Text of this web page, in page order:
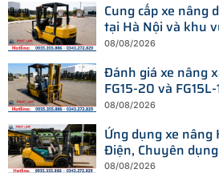
Cung cấp xe nâng
tại Hà Nội và khu
08/08/2026
Đánh giá xe nâng
FG15-20 và FG15L-
08/08/2026
Ứng dụng xe nâng
Điện, Chuyên dụng
08/08/2026